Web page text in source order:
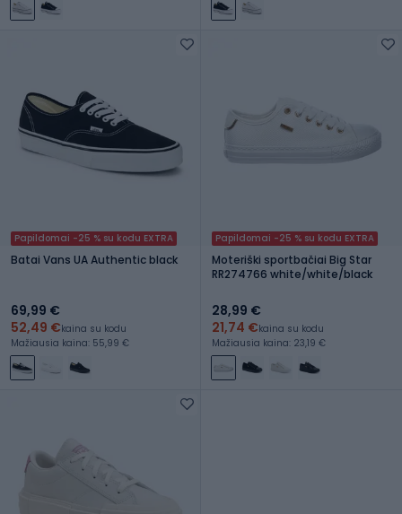
Papildomai -25 % su kodu EXTRA
Batai Vans UA Authentic black
69,99 €
52,49 €kaina su kodu
Mažiausia kaina: 55,99 €
Papildomai -25 % su kodu EXTRA
Moteriški sportbačiai Big Star
RR274766 white/white/black
28,99 €
21,74 €kaina su kodu
Mažiausia kaina: 23,19 €